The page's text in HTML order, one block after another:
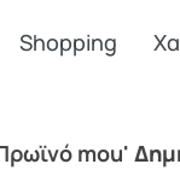
Shopping
mou'